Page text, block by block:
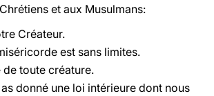
et aux Musulmans:
Créateur.
est sans limites.
de toute créature.
as donné une loi intérieure dont nous